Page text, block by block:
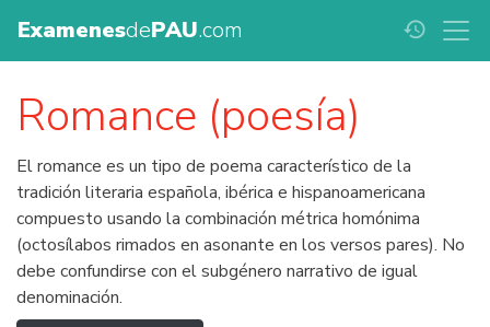
ExamenesdePAU.com history
Romance (poesía)
El romance es un tipo de poema característico de la
tradición literaria española, ibérica e hispanoamericana
compuesto usando la combinación métrica homónima
(octosílabos rimados en asonante en los versos pares). No
debe confundirse con el subgénero narrativo de igual
denominación.